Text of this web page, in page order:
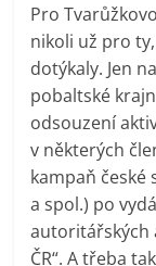
Pro
nikoli už pro
dotýkaly. Jen
pobaltské
odsouzení
v některých
kampaň české
a spol.) po
autoritářských
ČR“. A třeba